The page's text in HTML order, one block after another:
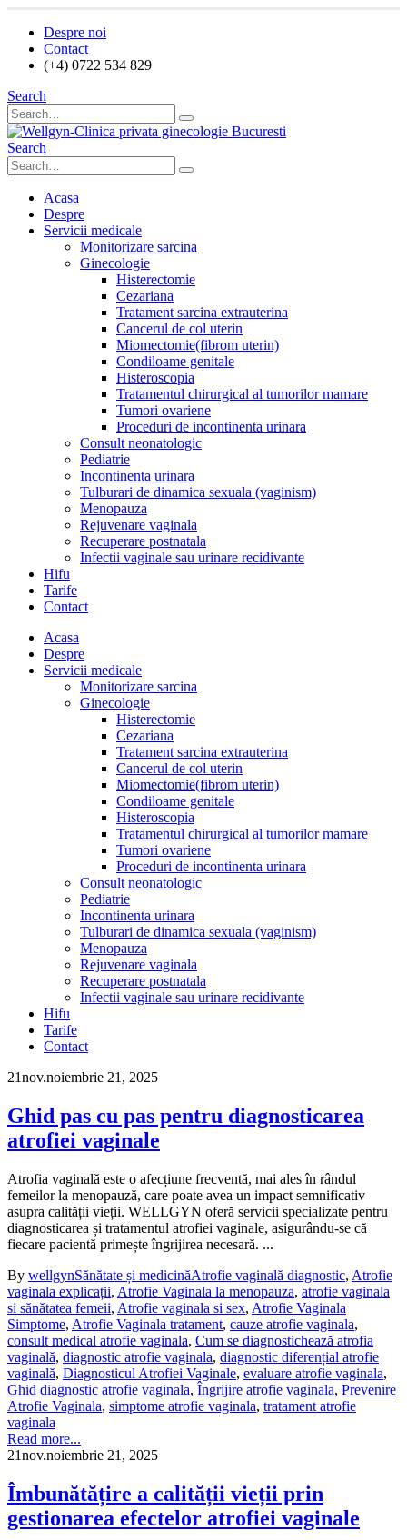
Despre noi
Contact
(+4) 0722 534 829
Search
Search
Acasa
Despre
Servicii medicale
Monitorizare sarcina
Ginecologie
Histerectomie
Cezariana
Tratament sarcina extrauterina
Cancerul de col uterin
Miomectomie(fibrom uterin)
Condiloame genitale
Histeroscopia
Tratamentul chirurgical al tumorilor mamare
Tumori ovariene
Proceduri de incontinenta urinara
Consult neonatologic
Pediatrie
Incontinenta urinara
Tulburari de dinamica sexuala (vaginism)
Menopauza
Rejuvenare vaginala
Recuperare postnatala
Infectii vaginale sau urinare recidivante
Hifu
Tarife
Contact
Acasa
Despre
Servicii medicale
Monitorizare sarcina
Ginecologie
Histerectomie
Cezariana
Tratament sarcina extrauterina
Cancerul de col uterin
Miomectomie(fibrom uterin)
Condiloame genitale
Histeroscopia
Tratamentul chirurgical al tumorilor mamare
Tumori ovariene
Proceduri de incontinenta urinara
Consult neonatologic
Pediatrie
Incontinenta urinara
Tulburari de dinamica sexuala (vaginism)
Menopauza
Rejuvenare vaginala
Recuperare postnatala
Infectii vaginale sau urinare recidivante
Hifu
Tarife
Contact
21nov.noiembrie 21, 2025
Ghid pas cu pas pentru diagnosticarea
atrofiei vaginale
Atrofia vaginală este o afecțiune frecventă, mai ales în rândul
femeilor la menopauză, care poate avea un impact semnificativ
asupra calității vieții. WELLGYN oferă servicii specializate pentru
diagnosticarea și tratamentul atrofiei vaginale, asigurându-se că
fiecare pacientă primește îngrijirea necesară. ...
By wellgynSănătate și medicinăAtrofie vaginală diagnostic, Atrofie
vaginala explicații, Atrofie Vaginala la menopauza, atrofie vaginala
si sănătatea femeii, Atrofie vaginala si sex, Atrofie Vaginala
Simptome, Atrofie Vaginala tratament, cauze atrofie vaginala,
consult medical atrofie vaginala, Cum se diagnostichează atrofia
vaginală, diagnostic atrofie vaginala, diagnostic diferențial atrofie
vaginală, Diagnosticul Atrofiei Vaginale, evaluare atrofie vaginala,
Ghid diagnostic atrofie vaginala, Îngrijire atrofie vaginala, Prevenire
Atrofie Vaginala, simptome atrofie vaginala, tratament atrofie
vaginala
Read more...
21nov.noiembrie 21, 2025
Îmbunătățire a calității vieții prin
gestionarea efectelor atrofiei vaginale